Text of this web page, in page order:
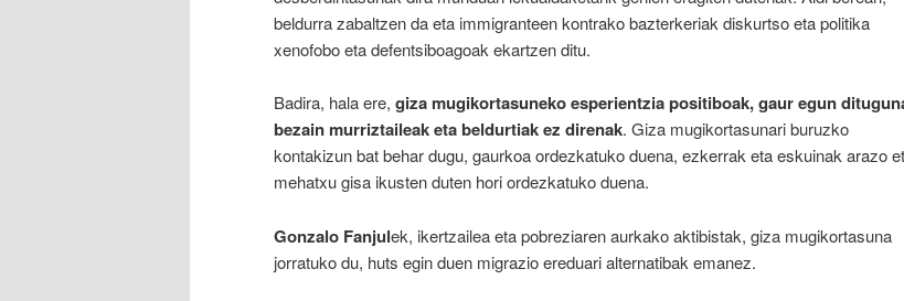
beldurra zabaltzen da eta immigranteen kontrako bazterkeriak diskurtso eta politika
xenofobo eta defentsiboagoak ekartzen ditu.
Badira, hala ere, giza mugikortasuneko esperientzia positiboak, gaur egun
bezain murriztaileak eta beldurtiak ez direnak. Giza mugikortasunari buruzko
kontakizun bat behar dugu, gaurkoa ordezkatuko duena, ezkerrak eta eskuinak arazo
mehatxu gisa ikusten duten hori ordezkatuko duena.
Gonzalo Fanjulek, ikertzailea eta pobreziaren aurkako aktibistak, giza mugikortasuna
jorratuko du, huts egin duen migrazio ereduari alternatibak emanez.